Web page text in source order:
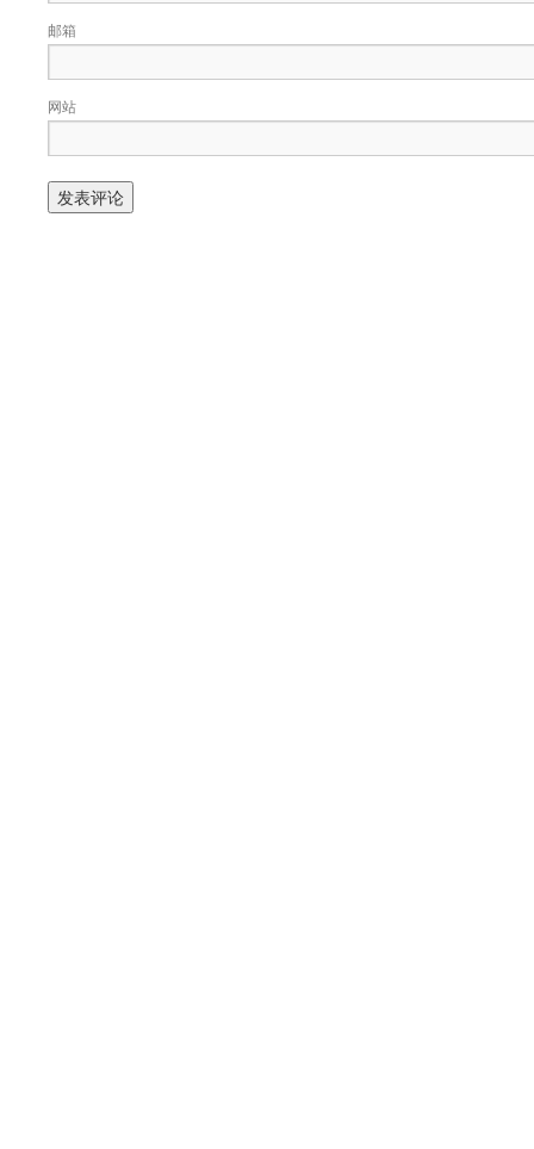
邮箱
网站